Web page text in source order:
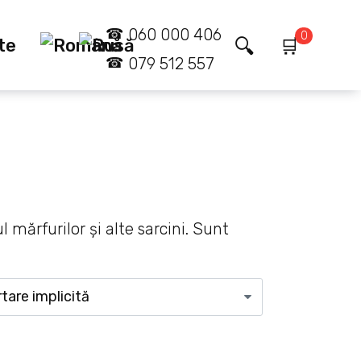
060 000 406
079 512 557
0
mărfurilor și alte sarcini. Sunt